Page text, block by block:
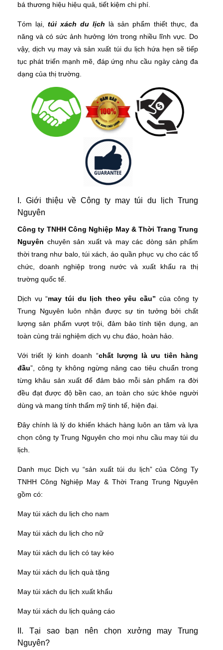
bá thương hiệu hiệu quả, tiết kiệm chi phí.
Tóm lại, túi xách du lịch
là sản phẩm thiết thực, đa
năng và có sức ảnh hưởng lớn trong nhiều lĩnh vực. Do
vậy, dịch vụ may và sản xuất túi du lịch hứa hẹn sẽ tiếp
tục phát triển mạnh mẽ, đáp ứng nhu cầu ngày càng đa
dạng của thị trường.
I. Giới thiệu về Công ty may túi du lịch Trung
Nguyên
Công ty TNHH Công Nghiệp May & Thời Trang Trung
Nguyên chuyên sản xuất và may các dòng sản phẩm
thời trang như balo, túi xách, áo quần phục vụ cho các tổ
chức, doanh nghiệp trong nước và xuất khẩu ra thị
trường quốc tế.
Dịch vụ “may túi du lịch theo yêu cầu” của công ty
Trung Nguyên luôn nhận được sự tin tưởng bởi chất
lượng sản phẩm vượt trội, đảm bảo tính tiện dụng, an
toàn cùng trải nghiệm dịch vụ chu đáo, hoàn hảo.
Với triết lý kinh doanh “chất lượng là ưu tiên hàng
đầu”, công ty không ngừng nâng cao tiêu chuẩn trong
từng khâu sản xuất để đảm bảo mỗi sản phẩm ra đời
đều đạt được độ bền cao, an toàn cho sức khỏe người
dùng và mang tính thẩm mỹ tinh tế, hiện đại.
Đây chính là lý do khiến khách hàng luôn an tâm và lựa
chọn công ty Trung Nguyên cho mọi nhu cầu may túi du
lịch.
Danh mục Dịch vụ “sản xuất túi du lịch” của Công Ty
TNHH Công Nghiệp May & Thời Trang Trung Nguyên
gồm có:
May túi xách du lịch cho nam
May túi xách du lịch cho nữ
May túi xách du lịch có tay kéo
May túi xách du lịch quà tặng
May túi xách du lịch xuất khẩu
May túi xách du lịch quảng cáo
II. Tại sao bạn nên chọn xưởng may Trung
Nguyên?